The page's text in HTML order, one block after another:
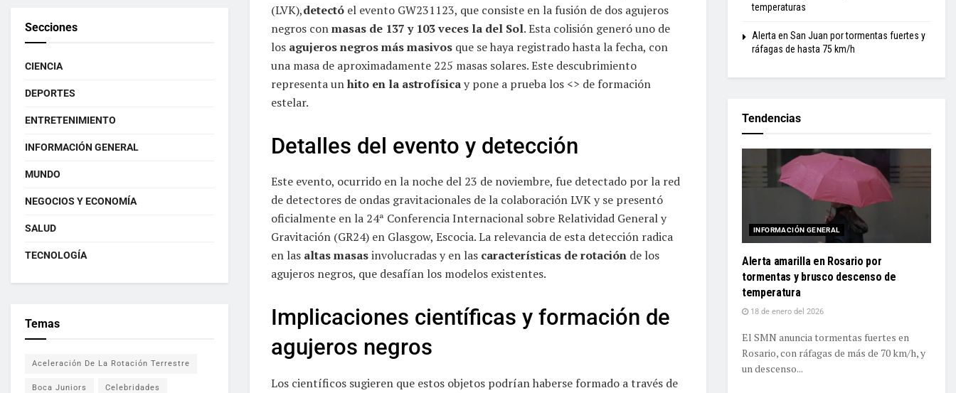
(LVK),detectó el evento GW231123, que consiste en la fusión de dos agujeros
negros conmasas de 137 y 103 veces la del Sol. Esta colisión generó uno de
los agujeros negros más masivos que se haya registrado hasta la fecha, con
una masa de aproximadamente 225 masas solares. Este descubrimiento
representa unhito en la astrofísicay pone a prueba los <> de formación
estelar.
Detalles del evento y detección
Este evento, ocurrido en la noche del 23 de noviembre, fue detectado por la red
de detectores de ondas gravitacionales de la colaboración LVK y se presentó
oficialmente en la 24ª Conferencia Internacional sobre Relatividad General y
Gravitación (GR24) en Glasgow, Escocia. La relevancia de esta detección radica
en las altas masasinvolucradas y en las características de rotación de los
agujeros negros, que desafían los modelos existentes.
Implicaciones científicas y formación de
agujeros negros
Los científicos sugieren que estos objetos podrían haberse formado a través de
Secciones
CIENCIA
DEPORTES
ENTRETENIMIENTO
INFORMACIÓN GENERAL
MUNDO
NEGOCIOS Y ECONOMÍA
SALUD
TECNOLOGÍA
Temas
Aceleración De La Rotación Terrestre
Boca Juniors Celebridades
temperaturas
Alerta en San Juan por tormentas fuertes y
ráfagas de hasta 75 km/h
Tendencias
INFORMACIÓN GENERAL
Alerta amarilla en Rosario por
tormentas y brusco descenso de
temperatura
18 de enero del 2026
El SMN anuncia tormentas fuertes en
Rosario, con ráfagas de más de 70 km/h, y
un descenso...